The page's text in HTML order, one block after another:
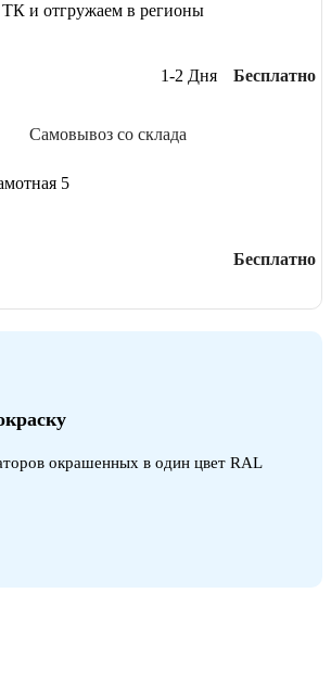
ТК и отгружаем в регионы
1-2 Дня Бесплатно
Самовывоз со склада
5
Бесплатно
окрашенных в один цвет RAL